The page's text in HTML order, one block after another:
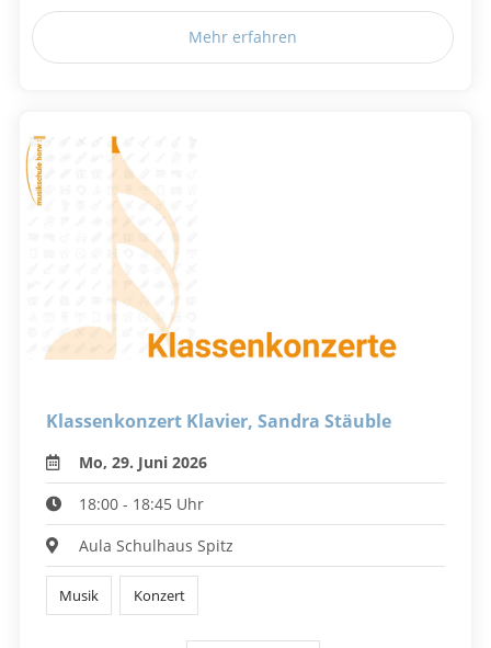
Mehr erfahren
Klassenkonzert Klavier, Sandra Stäuble
Mo, 29. Juni 2026
18:00 - 18:45 Uhr
Aula Schulhaus Spitz
Musik Konzert